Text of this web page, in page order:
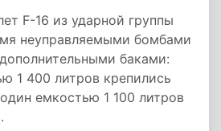
F-16 из ударной группы
неуправляемыми бомбами
баками:
1 400 литров крепились
емкостью 1 100 литров